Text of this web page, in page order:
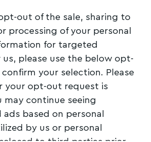
out of the sale, sharing to
processing of your personal
for targeted
please use the below opt-
your selection. Please
your opt-out request is
may continue seeing
based on personal
by us or personal